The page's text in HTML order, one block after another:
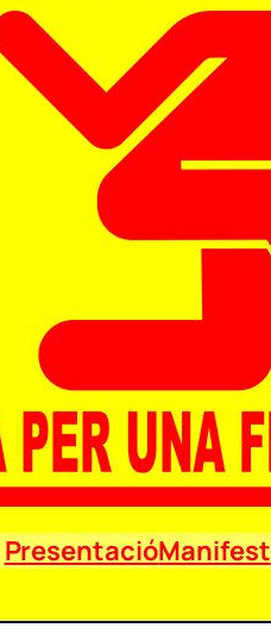
PresentacióManifest